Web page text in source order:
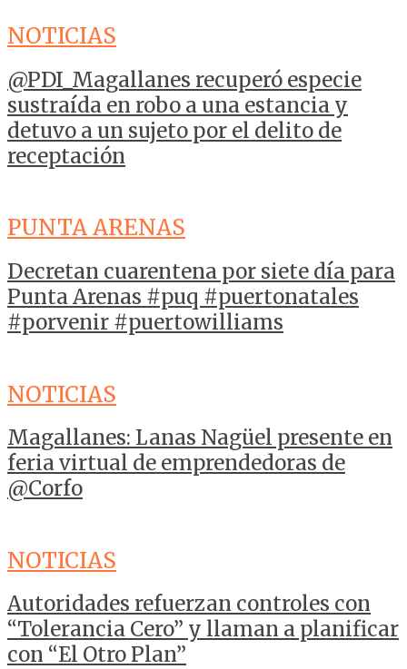
NOTICIAS
@PDI_Magallanes recuperó especie
sustraída en robo a una estancia y
detuvo a un sujeto por el delito de
receptación
PUNTA ARENAS
Decretan cuarentena por siete día para
Punta Arenas #puq #puertonatales
#porvenir #puertowilliams
NOTICIAS
Magallanes: Lanas Nagüel presente en
feria virtual de emprendedoras de
@Corfo
NOTICIAS
Autoridades refuerzan controles con
“Tolerancia Cero” y llaman a planificar
con “El Otro Plan”